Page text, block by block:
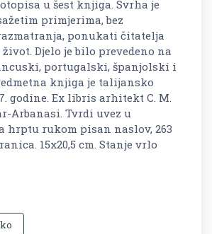
u šest knjiga. Svrha je
primjerima, bez
ponukati čitatelja
Djelo je bilo prevedeno na
portugalski, španjolski i
knjiga je talijansko
godine. Ex libris arhitekt C. M.
Arbanasi. Tvrdi uvez u
hrptu rukom pisan naslov, 263
15x20,5 cm. Stanje vrlo